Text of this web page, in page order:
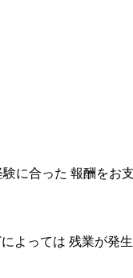
に合った 報酬をお
よっては 残業が